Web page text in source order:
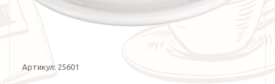
Артикул: 25601